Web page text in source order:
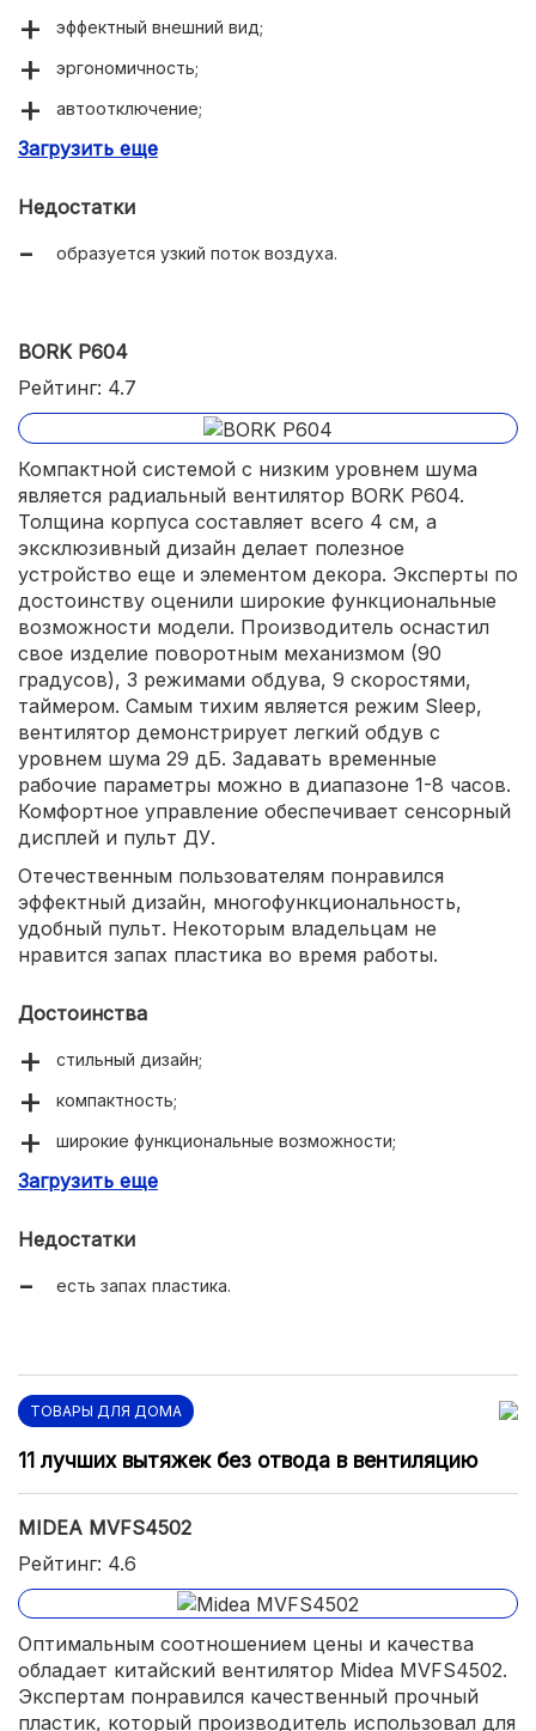
эффектный внешний вид;
эргономичность;
автоотключение;
пульты ДУ.
Загрузить еще
Недостатки
образуется узкий поток воздуха.
BORK P604
Рейтинг: 4.7
Компактной системой с низким уровнем шума
является радиальный вентилятор BORK P604.
Толщина корпуса составляет всего 4 см, а
эксклюзивный дизайн делает полезное
устройство еще и элементом декора. Эксперты по
достоинству оценили широкие функциональные
возможности модели. Производитель оснастил
свое изделие поворотным механизмом (90
градусов), 3 режимами обдува, 9 скоростями,
таймером. Самым тихим является режим Sleep,
вентилятор демонстрирует легкий обдув с
уровнем шума 29 дБ. Задавать временные
рабочие параметры можно в диапазоне 1-8 часов.
Комфортное управление обеспечивает сенсорный
дисплей и пульт ДУ.
Отечественным пользователям понравился
эффектный дизайн, многофункциональность,
удобный пульт. Некоторым владельцам не
нравится запах пластика во время работы.
Достоинства
стильный дизайн;
компактность;
широкие функциональные возможности;
удобное управление.
Загрузить еще
Недостатки
есть запах пластика.
ТОВАРЫ ДЛЯ ДОМА
11 лучших вытяжек без отвода в вентиляцию
MIDEA MVFS4502
Рейтинг: 4.6
Оптимальным соотношением цены и качества
обладает китайский вентилятор Midea MVFS4502.
Экспертам понравился качественный прочный
пластик, который производитель использовал для